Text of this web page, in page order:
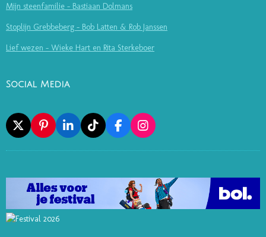
Mijn steenfamilie - Bastiaan Dolmans
Stoplijn Grebbeberg - Bob Latten & Rob Janssen
Lief wezen - Wieke Hart en Rita Sterkeboer
Social Media
X
P
I
N
E
R
E
S
T
L
I
N
E
D
I
N
T
I
K
O
F
A
C
B
O
K
I
N
S
A
G
A